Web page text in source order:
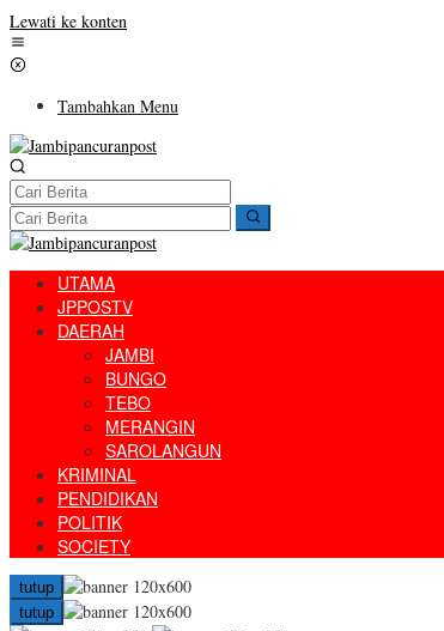
Lewati ke konten
Tambahkan Menu
UTAMA
JPPOSTV
DAERAH
JAMBI
BUNGO
TEBO
MERANGIN
SAROLANGUN
KRIMINAL
PENDIDIKAN
POLITIK
SOCIETY
tutup
tutup